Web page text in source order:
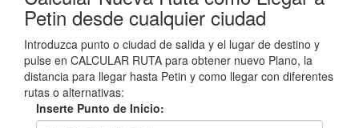
Petin desde cualquier ciudad
Introduzca punto o ciudad de salida y el lugar de destino y
pulse en CALCULAR RUTA para obtener nuevo Plano, la
distancia para llegar hasta Petin y como llegar con diferentes
rutas o alternativas:
Inserte Punto de Inicio: